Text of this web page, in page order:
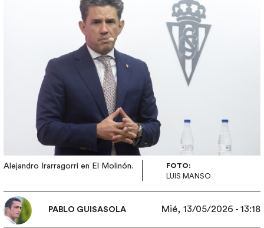
Alejandro Irarragorri en El Molinón.
FOTO:
LUIS MANSO
PABLO GUISASOLA Mié, 13/05/2026 - 13:18